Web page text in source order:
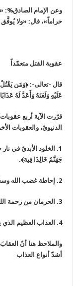
وعن الإمام الصادق%:
حراماً»، قال: «ولا يُوفَّق
عقوبة القتل متعمّداً
قال -تعالى-: ﴿وَمَن يَقْتُلْ
عَلَيْهِ وَلَعَنَهُ وَأَعَدَّ لَهُ
قرّرت الآية أربع
الدنيويّ، والعقوبات
1. الخلود الأبديّ في
جَهَنَّمُ خَالِدًا فِيهَ﴾.
2. إحاطة غضب الله وسخطه بالقاتل: ﴿وَغَضِبَ اللّهُ عَلَيْهِ﴾.
3. الحرمان من رحمة الله: ﴿وَلَعَنَه﴾.
4. العذاب العظيم الذي ينتظره يوم القيامة: ﴿وَأَعَدَّ لَهُ عَذَابًا عَظِيمً﴾.
والملاحظ هنا أنّ
أشدّ أنواع العذاب